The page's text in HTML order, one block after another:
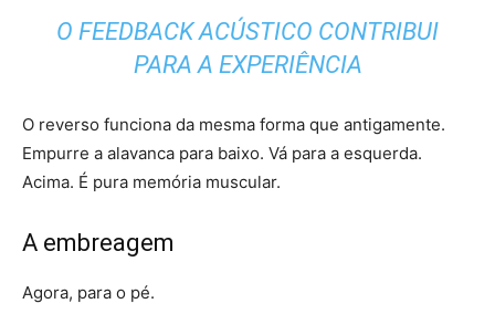
O FEEDBACK ACÚSTICO CONTRIBUI
PARA A EXPERIÊNCIA
O reverso funciona da mesma forma que antigamente.
Empurre a alavanca para baixo. Vá para a esquerda.
Acima. É pura memória muscular.
A embreagem
Agora, para o pé.